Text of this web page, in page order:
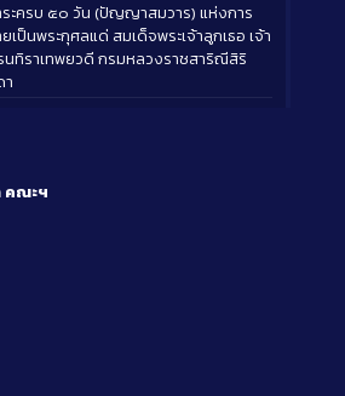
ะครบ ๕๐ วัน (ปัญญาสมวาร) แห่งการ
เป็นพระกุศลแด่ สมเด็จพระเจ้าลูกเธอ เจ้า
ทิราเทพยวดี กรมหลวงราชสาริณีสิริ
คณะฯ